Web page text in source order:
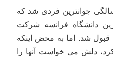
دوبووار در سن 21 سالگی جوانترین فردی شد که
دانشگاه فرانسه شرکت
شد. اما به محض اینکه
دلش می خواست آنها را